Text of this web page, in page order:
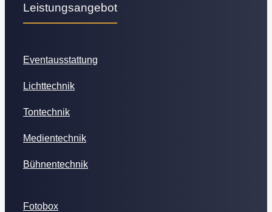
Leistungsangebot
Eventausstattung
Lichttechnik
Tontechnik
Medientechnik
Bühnentechnik
Fotobox